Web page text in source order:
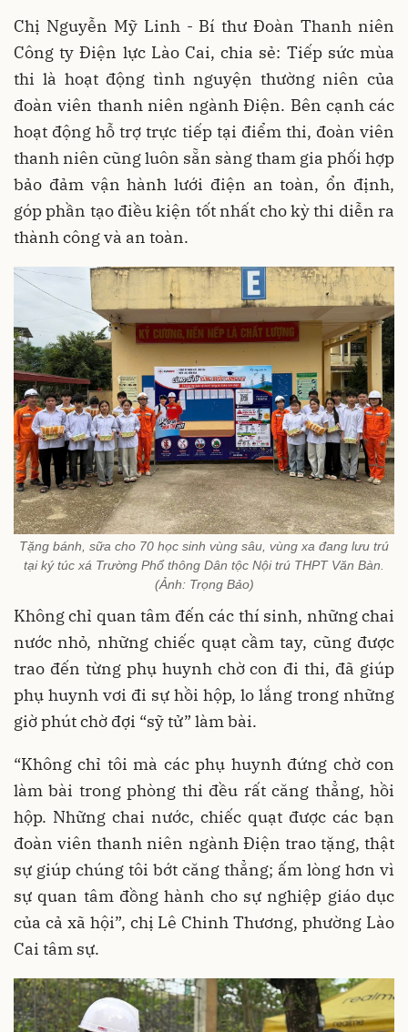
Chị Nguyễn Mỹ Linh - Bí thư Đoàn Thanh niên
Công ty Điện lực Lào Cai, chia sẻ: Tiếp sức mùa
thi là hoạt động tình nguyện thường niên của
đoàn viên thanh niên ngành Điện. Bên cạnh các
hoạt động hỗ trợ trực tiếp tại điểm thi, đoàn viên
thanh niên cũng luôn sẵn sàng tham gia phối hợp
bảo đảm vận hành lưới điện an toàn, ổn định,
góp phần tạo điều kiện tốt nhất cho kỳ thi diễn ra
thành công và an toàn.
Tặng bánh, sữa cho 70 học sinh vùng sâu, vùng xa đang lưu trú
tại ký túc xá Trường Phổ thông Dân tộc Nội trú THPT Văn Bàn.
(Ảnh: Trọng Bảo)
Không chỉ quan tâm đến các thí sinh, những chai
nước nhỏ, những chiếc quạt cầm tay, cũng được
trao đến từng phụ huynh chờ con đi thi, đã giúp
phụ huynh vơi đi sự hồi hộp, lo lắng trong những
giờ phút chờ đợi “sỹ tử” làm bài.
“Không chỉ tôi mà các phụ huynh đứng chờ con
làm bài trong phòng thi đều rất căng thẳng, hồi
hộp. Những chai nước, chiếc quạt được các bạn
đoàn viên thanh niên ngành Điện trao tặng, thật
sự giúp chúng tôi bớt căng thẳng; ấm lòng hơn vì
sự quan tâm đồng hành cho sự nghiệp giáo dục
của cả xã hội”, chị Lê Chinh Thương, phường Lào
Cai tâm sự.